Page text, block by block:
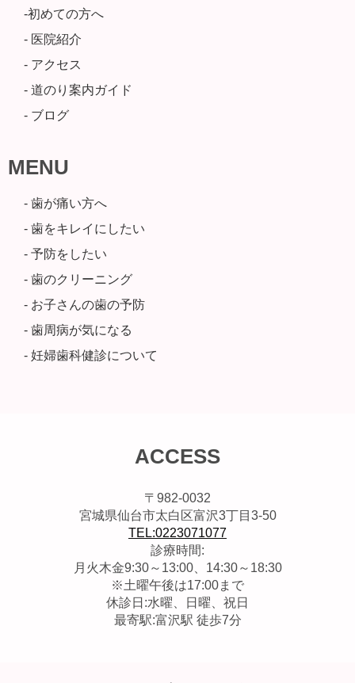
-初めての方へ
- 医院紹介
- アクセス
- 道のり案内ガイド
- ブログ
MENU
- 歯が痛い方へ
- 歯をキレイにしたい
- 予防をしたい
- 歯のクリーニング
- お子さんの歯の予防
- 歯周病が気になる
- 妊婦歯科健診について
ACCESS
〒982-0032
宮城県仙台市太白区富沢3丁目3-50
TEL:0223071077
診療時間:
月火木金9:30～13:00、14:30～18:30
※土曜午後は17:00まで
休診日:水曜、日曜、祝日
最寄駅:富沢駅 徒歩7分